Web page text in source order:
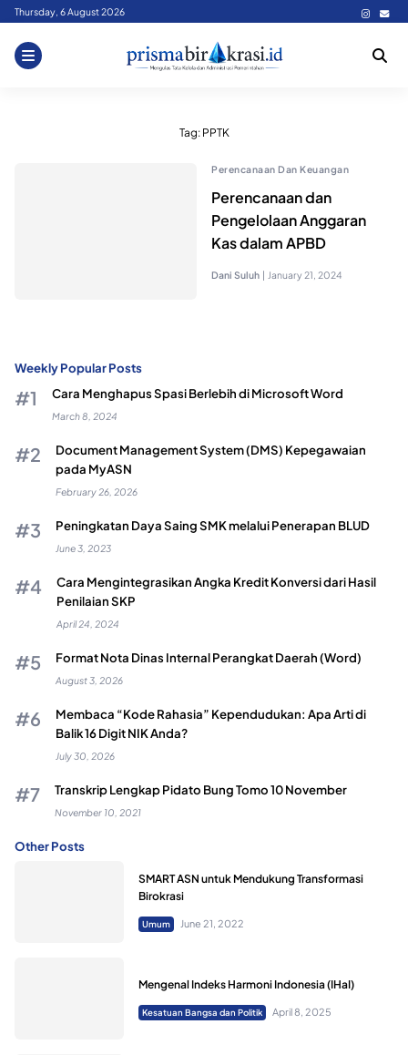
Skip
content
Thursday, 6 August 2026
Tag: PPTK
Perencanaan Dan Keuangan
Perencanaan dan
Pengelolaan Anggaran
Kas dalam APBD
Dani Suluh | January 21, 2024
Weekly Popular Posts
Cara Menghapus Spasi Berlebih di Microsoft Word
March 8, 2024
Document Management System (DMS) Kepegawaian
pada MyASN
February 26, 2026
Peningkatan Daya Saing SMK melalui Penerapan BLUD
June 3, 2023
Cara Mengintegrasikan Angka Kredit Konversi dari Hasil
Penilaian SKP
April 24, 2024
Format Nota Dinas Internal Perangkat Daerah (Word)
August 3, 2026
Membaca “Kode Rahasia” Kependudukan: Apa Arti di
Balik 16 Digit NIK Anda?
July 30, 2026
Transkrip Lengkap Pidato Bung Tomo 10 November
November 10, 2021
Other Posts
SMART ASN untuk Mendukung Transformasi
Birokrasi
Umum June 21, 2022
Mengenal Indeks Harmoni Indonesia (IHaI)
Kesatuan Bangsa dan Politik April 8, 2025